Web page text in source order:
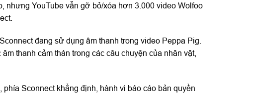
nhưng YouTube vẫn gỡ bỏ/xóa hơn 3.000 video Wolfoo
đang sử dụng âm thanh trong video Peppa Pig.
thanh cảm thán trong các câu chuyện của nhân vật,
Sconnect khẳng định, hành vi báo cáo bản quyền